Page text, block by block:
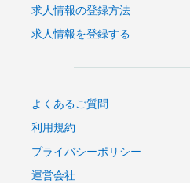
求人情報の登録方法
求人情報を登録する
よくあるご質問
利用規約
プライバシーポリシー
運営会社